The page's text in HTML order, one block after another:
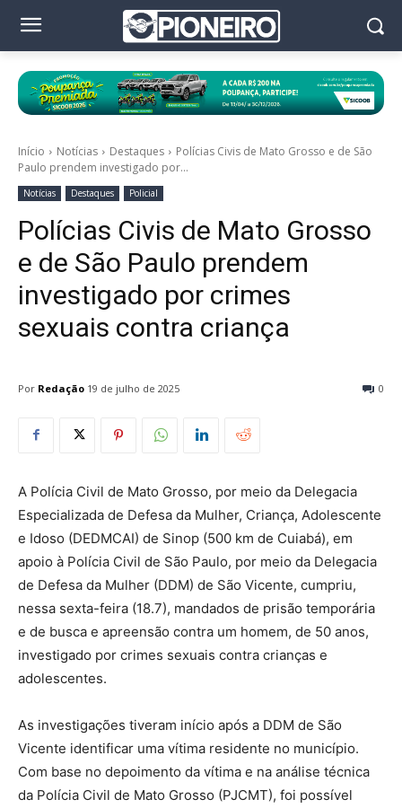
Início Notícias Destaques
Polícias Civis de Mato Grosso e de São
Paulo prendem investigado por...
Notícias Destaques Policial
Polícias Civis de Mato Grosso
e de São Paulo prendem
investigado por crimes
sexuais contra criança
Por Redação 0
19 de julho de 2025
A Polícia Civil de Mato Grosso, por meio da Delegacia
Especializada de Defesa da Mulher, Criança, Adolescente
e Idoso (DEDMCAI) de Sinop (500 km de Cuiabá), em
apoio à Polícia Civil de São Paulo, por meio da Delegacia
de Defesa da Mulher (DDM) de São Vicente, cumpriu,
nessa sexta-feira (18.7), mandados de prisão temporária
e de busca e apreensão contra um homem, de 50 anos,
investigado por crimes sexuais contra crianças e
adolescentes.
As investigações tiveram início após a DDM de São
Vicente identificar uma vítima residente no município.
Com base no depoimento da vítima e na análise técnica
da Polícia Civil de Mato Grosso (PJCMT), foi possível